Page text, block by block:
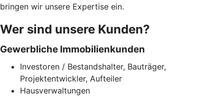
bringen wir unsere Expertise ein.
Wer sind unsere Kunden?
Gewerbliche Immobilienkunden
Investoren / Bestandshalter, Bauträger,
Projektentwickler, Aufteiler
Hausverwaltungen